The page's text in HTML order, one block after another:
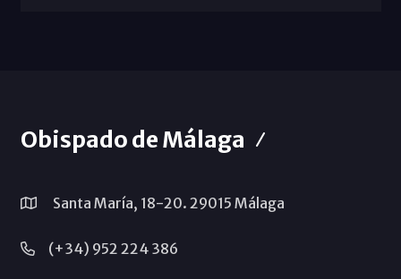
Obispado de Málaga
Santa María, 18-20. 29015 Málaga
(+34) 952 224 386